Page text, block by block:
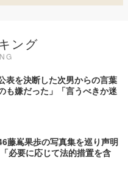
ング
表を決断した次男からの言葉
も嫌だった」「言うべきか迷
藤嶌果歩の写真集を巡り声明
必要に応じて法的措置を含